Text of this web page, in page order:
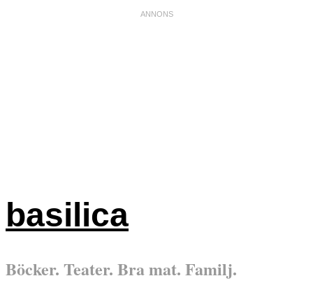
basilica
Böcker. Teater. Bra mat. Familj.